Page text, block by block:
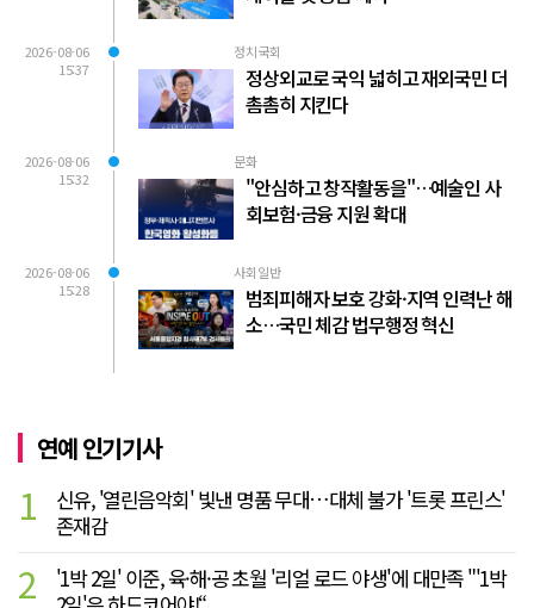
2026-08-06
15:37
정치국회
정상외교로 국익 넓히고 재외국민 더
촘촘히 지킨다
2026-08-06
15:32
문화
"안심하고 창작활동을"…예술인 사
회보험·금융 지원 확대
2026-08-06
15:28
사회일반
범죄피해자 보호 강화·지역 인력난 해
소…국민 체감 법무행정 혁신
연예 인기기사
1
신유, '열린음악회' 빛낸 명품 무대…대체 불가 '트롯 프린스'
존재감
2
'1박 2일' 이준, 육·해·공 초월 '리얼 로드 야생'에 대만족 "'1박